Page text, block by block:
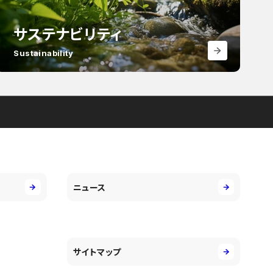
サステナビリティ
Sustainability
ニュース
サイトマップ